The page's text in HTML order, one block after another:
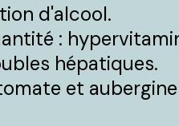
d'alcool.
:
hépatiques.
et